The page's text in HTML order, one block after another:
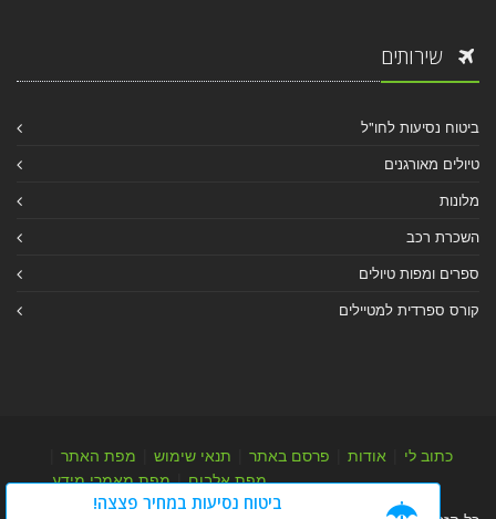
שירותים
ביטוח נסיעות לחו"ל
טיולים מאורגנים
מלונות
השכרת רכב
ספרים ומפות טיולים
קורס ספרדית למטיילים
כתוב לי אודות פרסם באתר תנאי שימוש מפת האתר
מפת אלבום|מפת מאמרי מידע
ביטוח נסיעות במחיר פצצה!